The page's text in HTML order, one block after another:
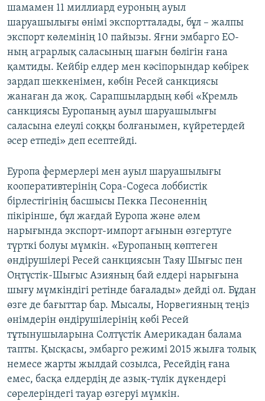
шамамен 11 миллиард еуроның ауыл
шаруашылығы өнімі экспортталады, бұл – жалпы
экспорт көлемінің 10 пайызы. Яғни эмбарго ЕО-
ның аграрлық саласының шағын бөлігін ғана
қамтиды. Кейбір елдер мен кәсіпорындар көбірек
зардап шеккенімен, көбін Ресей санкциясы
жанаған да жоқ. Сарапшылардың көбі «Кремль
санкциясы Еуропаның ауыл шаруашылығы
саласына елеулі соққы болғанымен, күйретердей
әсер етпеді» деп есептейді.
Еуропа фермерлері мен ауыл шаруашылығы
кооперативтерінің Copa-Cogeca лоббистік
бірлестігінің басшысы Пекка Песоненнің
пікірінше, бұл жағдай Еуропа және әлем
нарығында экспорт-импорт ағынын өзгертуге
түрткі болуы мүмкін. «Еуропаның көптеген
өндірушілері Ресей санкциясын Таяу Шығыс пен
Оңтүстік-Шығыс Азияның бай елдері нарығына
шығу мүмкіндігі ретінде бағалады» дейді ол. Бұдан
өзге де бағыттар бар. Мысалы, Норвегияның теңіз
өнімдерін өндірушілерінің көбі Ресей
тұтынушыларына Солтүстік Америкадан балама
тапты. Қысқасы, эмбарго режимі 2015 жылға толық
немесе жарты жылдай созылса, Ресейдің ғана
емес, басқа елдердің де азық-түлік дүкендері
сөрелеріндегі тауар өзгеруі мүмкін.